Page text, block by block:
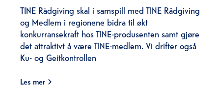
TINE Rådgiving skal i samspill med TINE Rådgiving
og Medlem i regionene bidra til økt
konkurransekraft hos TINE-produsenten samt gjøre
det attraktivt å være TINE-medlem. Vi drifter også
Ku- og Geitkontrollen
Les mer